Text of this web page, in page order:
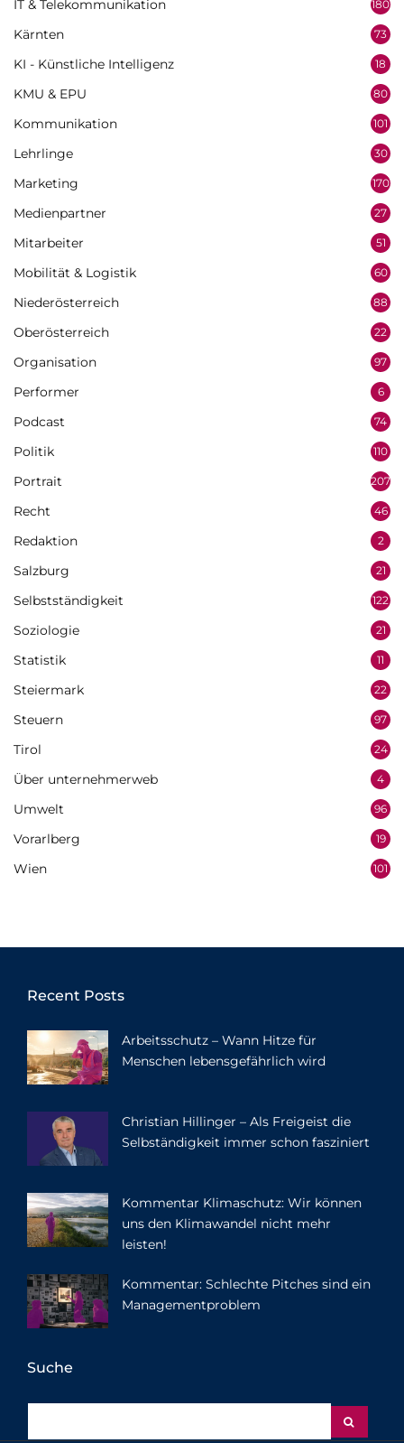
IT & Telekommunikation 180
Kärnten 73
KI - Künstliche Intelligenz 18
KMU & EPU 80
Kommunikation 101
Lehrlinge 30
Marketing 170
Medienpartner 27
Mitarbeiter 51
Mobilität & Logistik 60
Niederösterreich 88
Oberösterreich 22
Organisation 97
Performer 6
Podcast 74
Politik 110
Portrait 207
Recht 46
Redaktion 2
Salzburg 21
Selbstständigkeit 122
Soziologie 21
Statistik 11
Steiermark 22
Steuern 97
Tirol 24
Über unternehmerweb 4
Umwelt 96
Vorarlberg 19
Wien 101
Recent Posts
Arbeitsschutz – Wann Hitze für
Menschen lebensgefährlich wird
Christian Hillinger – Als Freigeist die
Selbständigkeit immer schon fasziniert
Kommentar Klimaschutz: Wir können
uns den Klimawandel nicht mehr
leisten!
Kommentar: Schlechte Pitches sind ein
Managementproblem
Suche